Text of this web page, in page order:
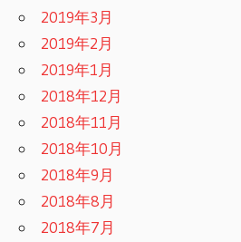
2019年3月
2019年2月
2019年1月
2018年12月
2018年11月
2018年10月
2018年9月
2018年8月
2018年7月